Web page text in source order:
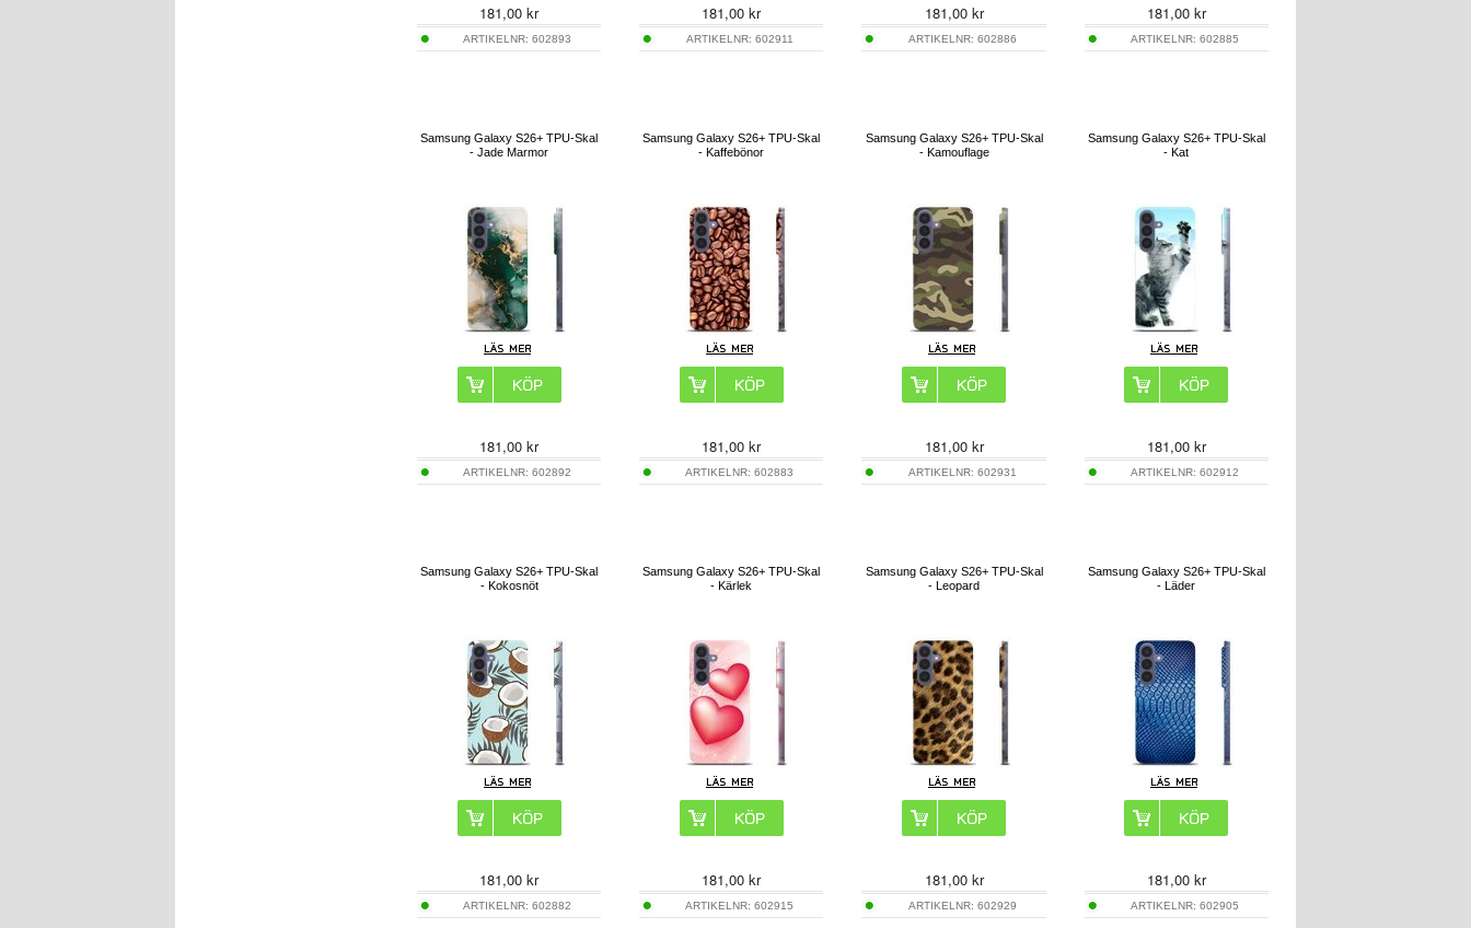
181,00 kr
ARTIKELNR:602893
181,00 kr
ARTIKELNR: 602911
181,00kr
ARTIKELNR: 602886
181,00kr
ARTIKELNR: 602885
Samsung Galaxy S26+ TPU-Skal
- Jade Marmor
181,00 kr
ARTIKELNR:602892
Samsung Galaxy S26+ TPU-Skal
- Kaffebönor
181,00 kr
ARTIKELNR:602883
Samsung Galaxy S26+ TPU-Skal
- Kamouflage
181,00kr
ARTIKELNR: 602931
Samsung Galaxy S26+ TPU-Skal
- Kat
181,00kr
ARTIKELNR: 602912
Samsung Galaxy S26+ TPU-Skal
- Kokosnöt
181,00 kr
ARTIKELNR:602882
Samsung Galaxy S26+ TPU-Skal
- Kärlek
181,00 kr
ARTIKELNR:602915
Samsung Galaxy S26+ TPU-Skal
- Leopard
181,00kr
ARTIKELNR: 602929
Samsung Galaxy S26+ TPU-Skal
- Läder
181,00kr
ARTIKELNR: 602905